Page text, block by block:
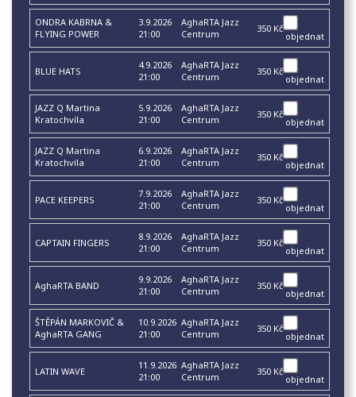
ONDRA KABRNA &
FLYING POWER
3.9.2026
21:00
AghaRTA Jazz
Centrum
350 Kč
objednat
BLUE HATS
4.9.2026
21:00
AghaRTA Jazz
Centrum
350 Kč
objednat
JAZZ Q Martina
Kratochvíla
5.9.2026
21:00
AghaRTA Jazz
Centrum
350 Kč
objednat
JAZZ Q Martina
Kratochvíla
6.9.2026
21:00
AghaRTA Jazz
Centrum
350 Kč
objednat
PACE KEEPERS
7.9.2026
21:00
AghaRTA Jazz
Centrum
350 Kč
objednat
CAPTAIN FINGERS
8.9.2026
21:00
AghaRTA Jazz
Centrum
350 Kč
objednat
AghaRTA BAND
9.9.2026
21:00
AghaRTA Jazz
Centrum
350 Kč
objednat
ŠTĚPÁN MARKOVIČ &
AghaRTA GANG
10.9.2026
21:00
AghaRTA Jazz
Centrum
350 Kč
objednat
LATIN WAVE
11.9.2026
21:00
AghaRTA Jazz
Centrum
350 Kč
objednat